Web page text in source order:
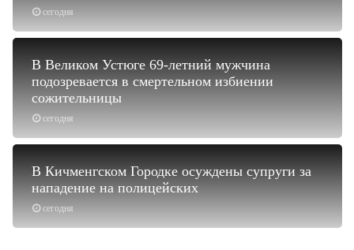
сегодня
сегодня
В Великом Устюге 69-летний мужчина
подозревается в смертельном избиении
сожительницы
сегодня
В Кичменгском Городке осуждены супруги за
нападение на полицейских